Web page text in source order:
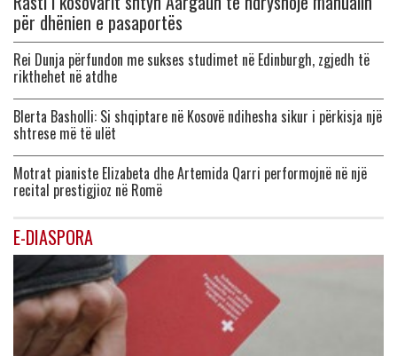
për dhënien e pasaportës
Rei Dunja përfundon me sukses studimet në Edinburgh, zgjedh të
rikthehet në atdhe
Blerta Basholli: Si shqiptare në Kosovë ndihesha sikur i përkisja një
shtrese më të ulët
Motrat pianiste Elizabeta dhe Artemida Qarri performojnë në një
recital prestigjioz në Romë
E-DIASPORA